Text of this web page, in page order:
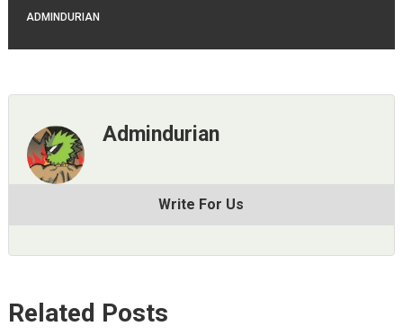
ADMINDURIAN
Admindurian
Write For Us
Related Posts